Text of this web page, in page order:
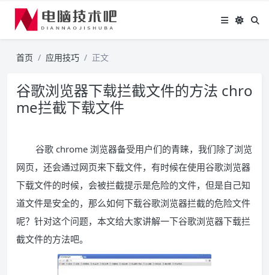
首页 应用技巧 正文
谷歌浏览器下载拦截文件的方法 chro
me拦截下载文件
谷歌 chrome 浏览器备受用户们的青睐，我们除了浏览
网页，还会通过网页来下载文件，有时候在使用谷歌浏览器
下载文件的时候，会被拦截提示是危险的文件，但是自己知
道文件是安全的，那么如何下载谷歌浏览器拦截的危险文件
呢？针对这个问题，本文给大家讲解一下谷歌浏览器下载拦
截文件的方法吧。